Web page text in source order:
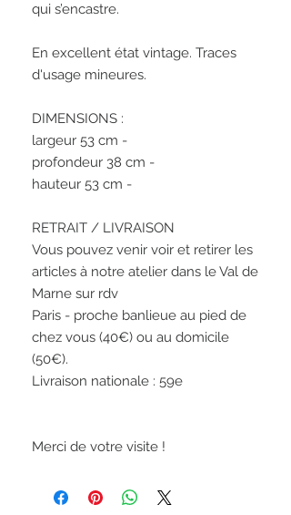
qui s’encastre.
En excellent état vintage. Traces
d'usage mineures.
DIMENSIONS :
largeur 53 cm -
profondeur 38 cm -
hauteur 53 cm -
RETRAIT / LIVRAISON
Vous pouvez venir voir et retirer les
articles à notre atelier dans le Val de
Marne sur rdv
Paris - proche banlieue au pied de
chez vous (40€) ou au domicile
(50€).
Livraison nationale : 59e
Merci de votre visite !